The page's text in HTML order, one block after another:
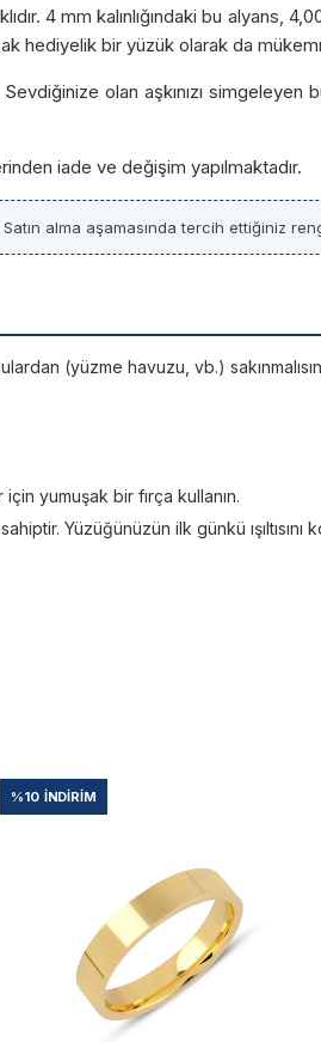
4 mm kalınlığındaki bu alyans,
hediyelik bir yüzük olarak da
olan aşkınızı simgeleyen
iade ve değişim yapılmaktadır.
alma aşamasında tercih ettiğiniz
(yüzme havuzu, vb.)
için yumuşak bir fırça kullanın.
Yüzüğünüzün ilk günkü
%10 İNDIRIM